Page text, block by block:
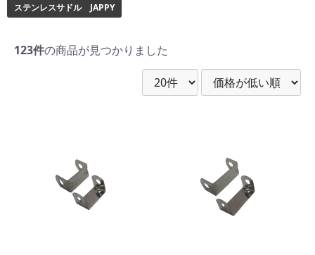
ステンレスサドル JAPPY
123件の商品が見つかりました